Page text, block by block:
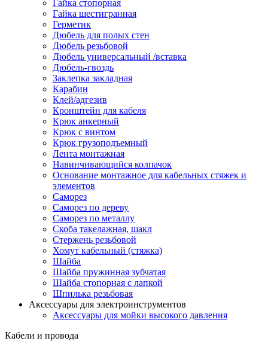
Гайка стопорная
Гайка шестигранная
Герметик
Дюбель для полых стен
Дюбель резьбовой
Дюбель универсальный /вставка
Дюбель-гвоздь
Заклепка закладная
Карабин
Клей/адгезив
Кронштейн для кабеля
Крюк анкерный
Крюк с винтом
Крюк грузоподъемный
Лента монтажная
Навинчивающийся колпачок
Основание монтажное для кабельных стяжек и
элементов
Саморез
Саморез по дереву
Саморез по металлу
Скоба такелажная, шакл
Стержень резьбовой
Хомут кабельный (стяжка)
Шайба
Шайба пружинная зубчатая
Шайба стопорная с лапкой
Шпилька резьбовая
Аксессуары для электроинструментов
Аксессуары для мойки высокого давления
Кабели и провода